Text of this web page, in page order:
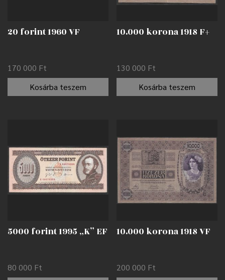
20 forint 1960 VF
170 000 Ft
Kosárba teszem
10.000 korona 1918 F+
130 000 Ft
Kosárba teszem
5000 forint 1995 „K” EF
80 000 Ft
10.000 korona 1918 VF
200 000 Ft